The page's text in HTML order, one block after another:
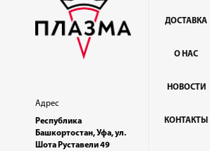
Адрес
Республика
Башкортостан, Уфа, ул.
Шота Руставели 49
ДОСТАВКА
О НАС
НОВОСТИ
КОНТАКТЫ